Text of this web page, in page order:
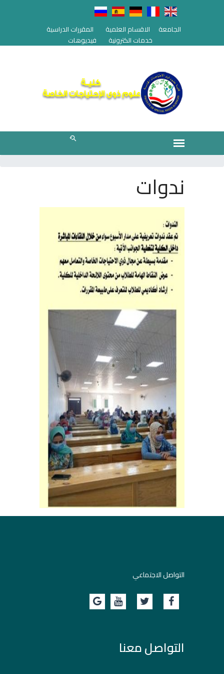
الجامعة الاقسام العلمية
المقررات الدراسية
خدمات الكترونية
فيديوهات
ندوات
التواصل الاجتماعي
التواصل معنا